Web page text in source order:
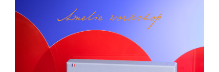
Amelie workshop